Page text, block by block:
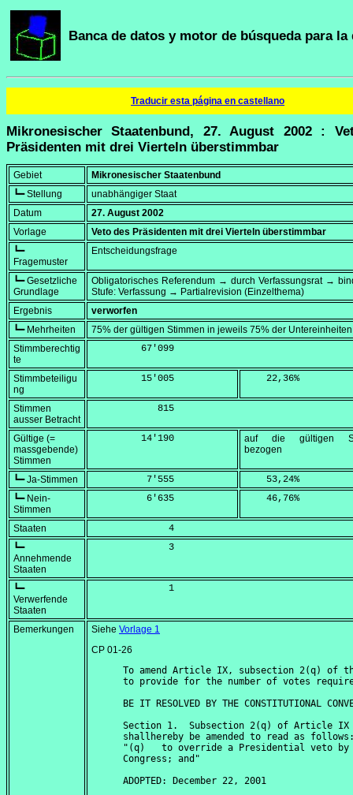
Banca de datos y motor de búsqueda para
Traducir esta página en castellano
Mikronesischer Staatenbund, 27. August 2002 :
Präsidenten mit drei Vierteln überstimmbar
Gebiet
Mikronesischer Staatenbund
┗━ Stellung
unabhängiger Staat
Datum
27. August 2002
Vorlage
Veto des Präsidenten mit drei Vierteln überstimmbar
┗━
Fragemuster
Entscheidungsfrage
┗━ Gesetzliche
Grundlage
Obligatorisches Referendum → durch Verfassungsrat →
Stufe: Verfassung → Partialrevision (Einzelthema)
Ergebnis
verworfen
┗━ Mehrheiten
75% der gültigen Stimmen in jeweils 75% der Untereinheiten
Stimmberechtig
te
         67'099
Stimmbeteiligu
ng
         15'005
    22,36
%
Stimmen
ausser Betracht
            815
Gültige (=
massgebende)
Stimmen
         14'190
auf die gültigen
bezogen
┗━ Ja-Stimmen
          7'555
    53,24
%
┗━ Nein-
Stimmen
          6'635
    46,76
%
Staaten
              4
┗━
Annehmende
Staaten
              3
┗━
Verwerfende
Staaten
              1
Bemerkungen Siehe Vorlage 1
CP 01-26
To amend Article IX, subsection 2(q) of
to provide for the number of votes
BE IT RESOLVED BY THE CONSTITUTIONAL
Section 1.  Subsection 2(q) of Article
shallhereby be amended to read as
"(q)   to override a Presidential veto
Congress; and"